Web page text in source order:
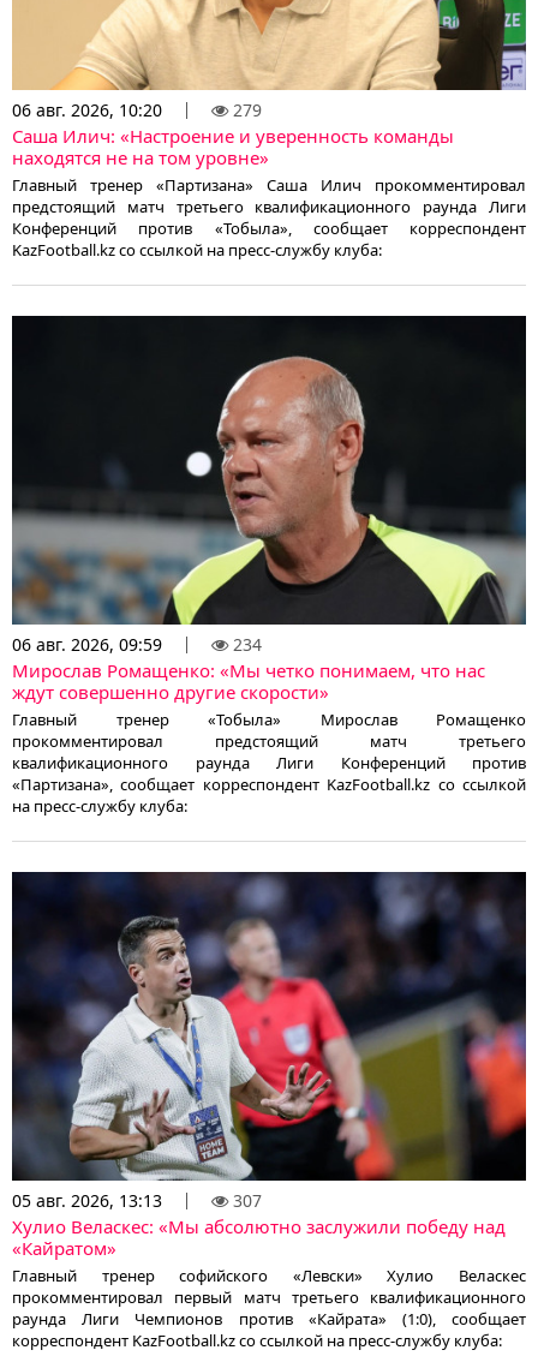
06 авг. 2026, 10:20 279
Саша Илич: «Настроение и уверенность команды
находятся не на том уровне»
Главный тренер «Партизана» Саша Илич прокомментировал
предстоящий матч третьего квалификационного раунда Лиги
Конференций против «Тобыла», сообщает корреспондент
KazFootball.kz со ссылкой на пресс-службу клуба:
06 авг. 2026, 09:59 234
Мирослав Ромащенко: «Мы четко понимаем, что нас
ждут совершенно другие скорости»
Главный тренер «Тобыла» Мирослав Ромащенко
прокомментировал предстоящий матч третьего
квалификационного раунда Лиги Конференций против
«Партизана», сообщает корреспондент KazFootball.kz со ссылкой
на пресс-службу клуба:
05 авг. 2026, 13:13 307
Хулио Веласкес: «Мы абсолютно заслужили победу над
«Кайратом»
Главный тренер софийского «Левски» Хулио Веласкес
прокомментировал первый матч третьего квалификационного
раунда Лиги Чемпионов против «Кайрата» (1:0), сообщает
корреспондент KazFootball.kz со ссылкой на пресс-службу клуба: